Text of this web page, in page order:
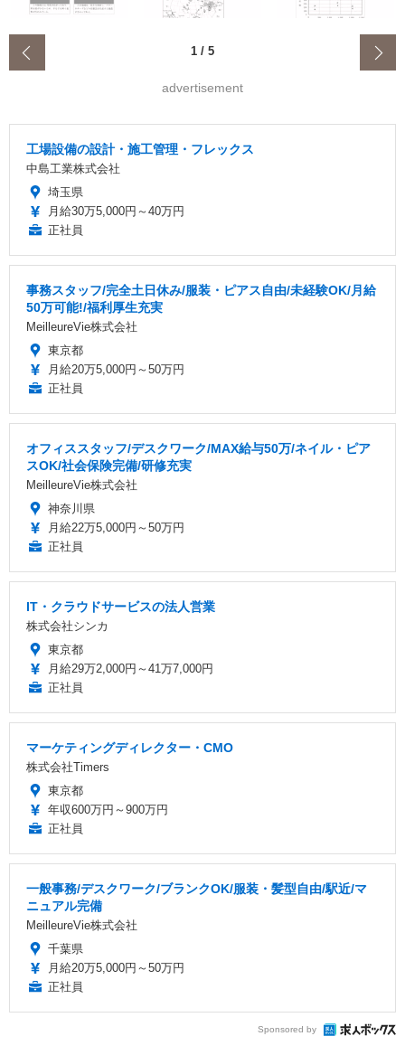
1 / 5
advertisement
工場設備の設計・施工管理・フレックス
中島工業株式会社
埼玉県
月給30万5,000円～40万円
正社員
事務スタッフ/完全土日休み/服装・ピアス自由/未経験OK/月給
50万可能!/福利厚生充実
MeilleureVie株式会社
東京都
月給20万5,000円～50万円
正社員
オフィススタッフ/デスクワーク/MAX給与50万/ネイル・ピア
スOK/社会保険完備/研修充実
MeilleureVie株式会社
神奈川県
月給22万5,000円～50万円
正社員
IT・クラウドサービスの法人営業
株式会社シンカ
東京都
月給29万2,000円～41万7,000円
正社員
マーケティングディレクター・CMO
株式会社Timers
東京都
年収600万円～900万円
正社員
一般事務/デスクワーク/ブランクOK/服装・髪型自由/駅近/マ
ニュアル完備
MeilleureVie株式会社
千葉県
月給20万5,000円～50万円
正社員
Sponsored by